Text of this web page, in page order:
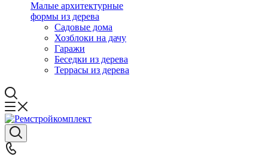
Малые архитектурные
формы из дерева
Садовые дома
Хозблоки на дачу
Гаражи
Беседки из дерева
Террасы из дерева